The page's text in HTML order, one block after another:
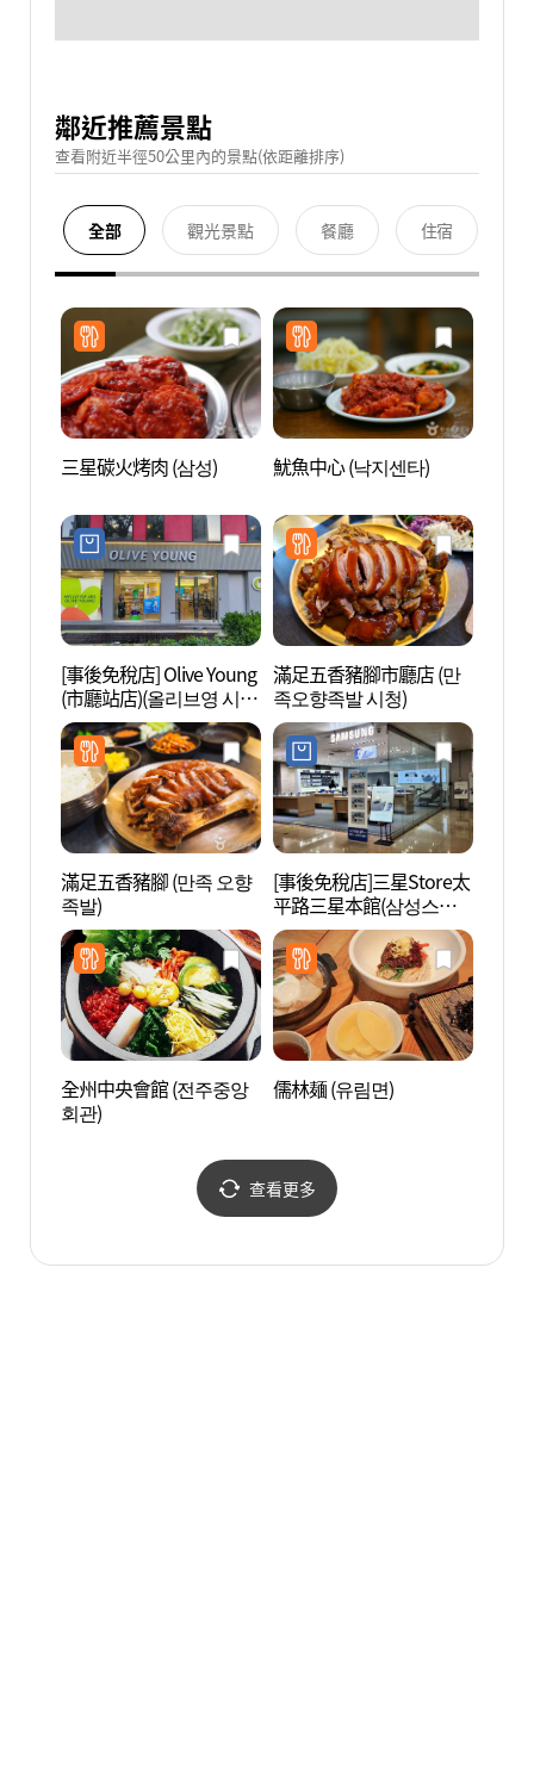
鄰近推薦景點
查看附近半徑50公里內的景點(依距離排序)
全部 觀光景點 餐廳 住宿
三星碳火烤肉 (삼성) 魷魚中心 (낙지센타)
[事後免稅店] Olive Young
(市廳站店)(올리브영 시청
역점)
滿足五香豬腳市廳店 (만
족오향족발 시청)
滿足五香豬腳 (만족 오향
족발)
[事後免稅店]三星Store太
平路三星本館(삼성스토
어 태평로 삼성본관)
全州中央會館 (전주중앙
회관)
儒林麺 (유림면)
查看更多